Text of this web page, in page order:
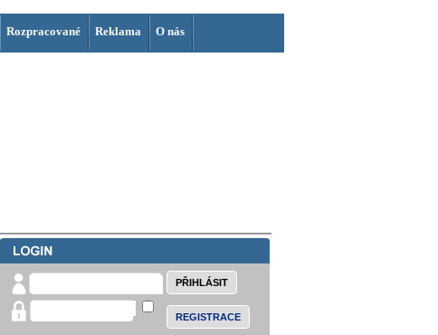
Rozpracované Reklama O nás
REGISTRACE